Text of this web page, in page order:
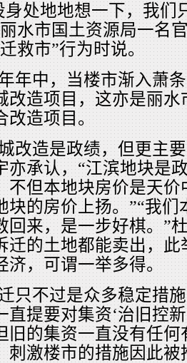
身处地地想一下，我们
水市国土资源局一名
救市”行为时说。
年中，当楼市渐入萧
改造项目，这亦是丽
改造项目。
改造是政绩，但更主
亦承认，“江滨地块是
不但本地块房价是天
块的房价上扬。”“我
回来，是一步好棋。”
迁的土地都能卖出，
济，可谓一举多得。
只不过是众多稳定措
直提要对集资‘治旧控
旧的集资一直没有任
刺激楼市的措施因此被